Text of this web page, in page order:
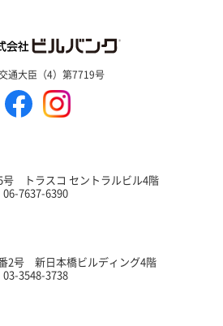
通大臣（4）第7719号
号 トラスコ セントラルビル4階
7637-6390
2号 新日本橋ビルディング4階
3548-3738